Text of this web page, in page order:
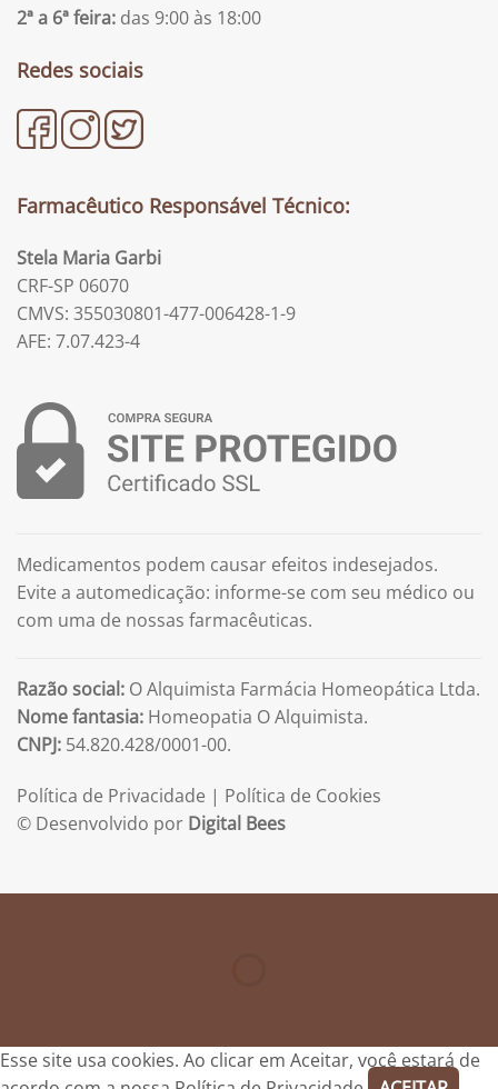
2ª a 6ª feira: das 9:00 às 18:00
Redes sociais
Farmacêutico Responsável Técnico:
Stela Maria Garbi
CRF-SP 06070
CMVS: 355030801-477-006428-1-9
AFE: 7.07.423-4
Medicamentos podem causar efeitos indesejados.
Evite a automedicação: informe-se com seu médico ou
com uma de nossas farmacêuticas.
Razão social: O Alquimista Farmácia Homeopática Ltda.
Nome fantasia: Homeopatia O Alquimista.
CNPJ: 54.820.428/0001-00.
Política de Privacidade | Política de Cookies
© Desenvolvido por Digital Bees
Esse site usa cookies. Ao clicar em Aceitar, você estará de